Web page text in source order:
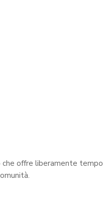
che offre liberamente tempo